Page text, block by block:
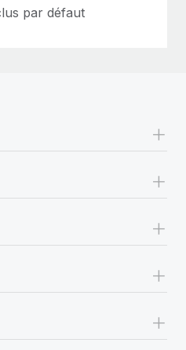
par défaut
+
+
+
+
+